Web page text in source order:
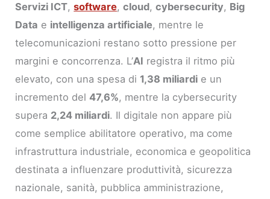
Servizi ICT,software,cloud,cybersecurity, Big
Data e intelligenza artificiale, mentre le
telecomunicazioni restano sotto pressione per
margini e concorrenza. L’AI registra il ritmo più
elevato, con una spesa di 1,38 miliardi e un
incremento del47,6%, mentre la cybersecurity
supera 2,24 miliardi. Il digitale non appare più
come semplice abilitatore operativo, ma come
infrastruttura industriale, economica e geopolitica
destinata a influenzare produttività, sicurezza
nazionale, sanità, pubblica amministrazione,